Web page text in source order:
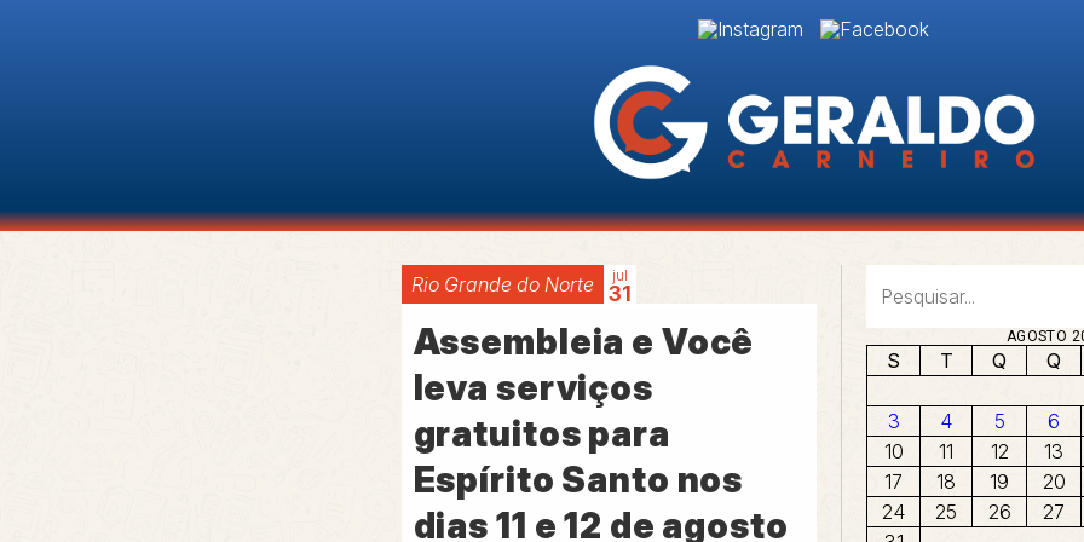
Rio Grande do Norte 31
jul
Assembleia e Você
leva serviços
gratuitos para
Espírito Santo nos
dias 11 e 12 de agosto
AGOSTO
S T Q Q
3 4 5
6
10
11 12
13
17
18 19
20
24
25 26
27